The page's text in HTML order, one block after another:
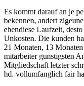
Es kommt darauf an je
bekennen, andert
ebendiese Laufzeit,
Unkosten. Die kunden
21 Monaten, 13
mitarbeiter gunstigsten
Mitgliedschaft letzter
hd. vollumfanglich fair